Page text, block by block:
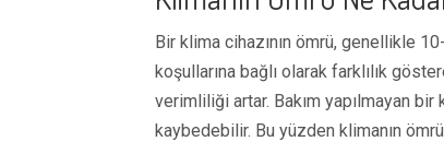
Bir klima cihazının ömrü, genellikle
koşullarına bağlı olarak farklılık
verimliliği artar. Bakım yapılmayan
kaybedebilir. Bu yüzden klimanın